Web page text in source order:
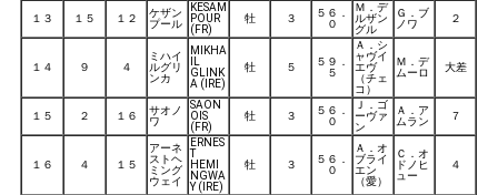
１３ １５ １２
ケザン
プール
KESAM
POUR
(FR)
牡 ３
５６．
０
Ｍ．デ
ルザン
グル
Ｇ．ブ
ノワ
２
１４ ９ ４
ミハイ
ルグリ
ンカ
MIKHA
IL
GLINK
A (IRE)
牡 ５
５９．
５
Ａ．シ
ャヴイ
エヴ
（チェ
コ）
Ｍ．デ
ムーロ
大差
１５ ２ １６
サオノ
ワ
SAON
OIS
(FR)
牡 ３
５６．
０
Ｊ．ゴ
ーヴァ
ン
Ａ．ア
ムラン
７
１６ ４ １５
アーネ
ストヘ
ミング
ウェイ
ERNES
HEMI
NGWA
Y (IRE)
牡 ３
５６．
０
Ａ．オ
ブライ
エン
（愛）
Ｃ．オ
ドノヒ
ュー
４